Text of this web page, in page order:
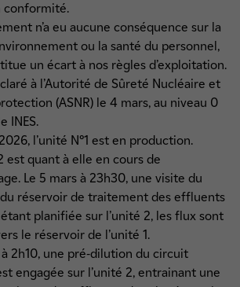
conformité.
n’a eu aucune conséquence sur la
ou la santé du personnel,
un écart à nos règles d’exploitation.
à l’Autorité de Sûreté Nucléaire et
(ASNR) le 4 mars, au niveau 0
INES.
l’unité N°1 est en production.
est quant à elle en cours de
Le 5 mars à 23h30, une visite du
réservoir de traitement des effluents
planifiée sur l’unité 2, les flux sont
le réservoir de l’unité 1.
à 2h10, une pré-dilution du circuit
engagée sur l’unité 2, entrainant une